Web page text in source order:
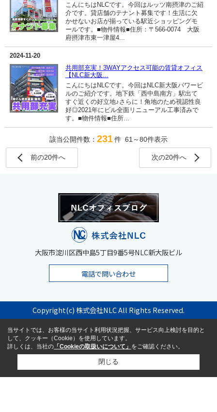
こんにちはNLCです。今回はルッツ南摂津のご紹
介です。貸店舗のテナント募集です！生活に欠
かせないお店が揃っている駅近ショッピングモ
ールです。■物件情報■住所：〒566-0074 大阪
府摂津市東一津屋4...
2024-11-20
共用部充実！3WAYアクセス可能の賃貸オフィス
【NLC新大阪...
こんにちはNLCです。今回はNLC新大阪パワービ
ルのご紹介です。地下鉄「西中島南方」駅出て
すぐ近くの好立地♪さらに！角地のため視認性良
好◎2021年にビル全面リニューアル工事済みで
す。■物件情報■住所...
該当公開件数： 231件 61～80件表示
前の20件へ 次の20件へ
大阪市淀川区西中島5丁目9番5号NLC新大阪ビル
電話で問い合わせ
Copyright(c) 株式会社NLC All Rights Reserved.
当サイトでは、お客様の当サイト利用状況把握、サービス向上検討を目的と
して、クッキー（Cookie）を使用しています。
詳しくは、当社の 「Cookieの取扱いについて」 をご確認ください。
閉じる